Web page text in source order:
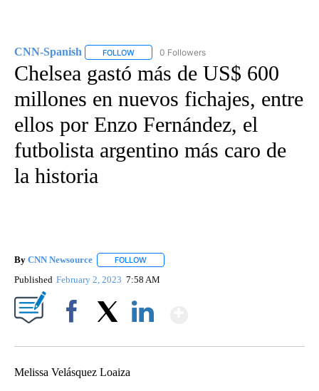
CNN-Spanish FOLLOW FOLLOW "CNN-SPANISH" TO RECEIVE
0 Followers
Chelsea gastó más de US$ 600
millones en nuevos fichajes, entre
ellos por Enzo Fernández, el
futbolista argentino más caro de
la historia
By CNN Newsource FOLLOW
Published February 2, 2023 7:58 AM
Melissa Velásquez Loaiza